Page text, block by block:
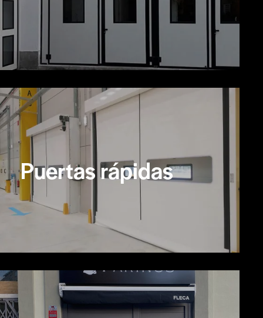
Puertas rápidas